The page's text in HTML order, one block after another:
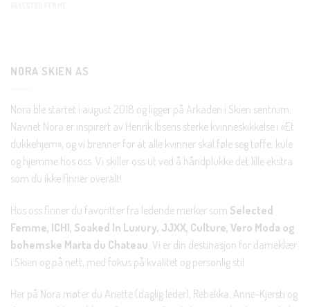
NORA SKIEN AS
Nora ble startet i august 2018 og ligger på Arkaden i Skien sentrum.
Navnet Nora er inspirert av Henrik Ibsens sterke kvinneskikkelse i «Et
dukkehjem», og vi brenner for at alle kvinner skal føle seg tøffe, kule
og hjemme hos oss. Vi skiller oss ut ved å håndplukke det lille ekstra
som du ikke finner overalt!
Hos oss finner du favoritter fra ledende merker som Selected
Femme, ICHI, Soaked In Luxury, JJXX, Culture, Vero Moda og
bohemske Marta du Chateau . Vi er din destinasjon for dameklær
i Skien og på nett, med fokus på kvalitet og personlig stil.
Her på Nora møter du Anette (daglig leder), Rebekka, Anne-Kjersti og
Nei takk, Jeg er ikke interessert